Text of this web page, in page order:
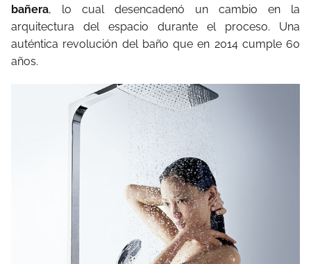
bañera, lo cual desencadenó un cambio en la
arquitectura del espacio durante el proceso. Una
auténtica revolución del baño que en 2014 cumple 60
años.